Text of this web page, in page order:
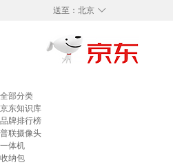
◇
送至： 北京
全部分类
京东知识库
品牌排行榜
普联摄像头
一体机
收纳包